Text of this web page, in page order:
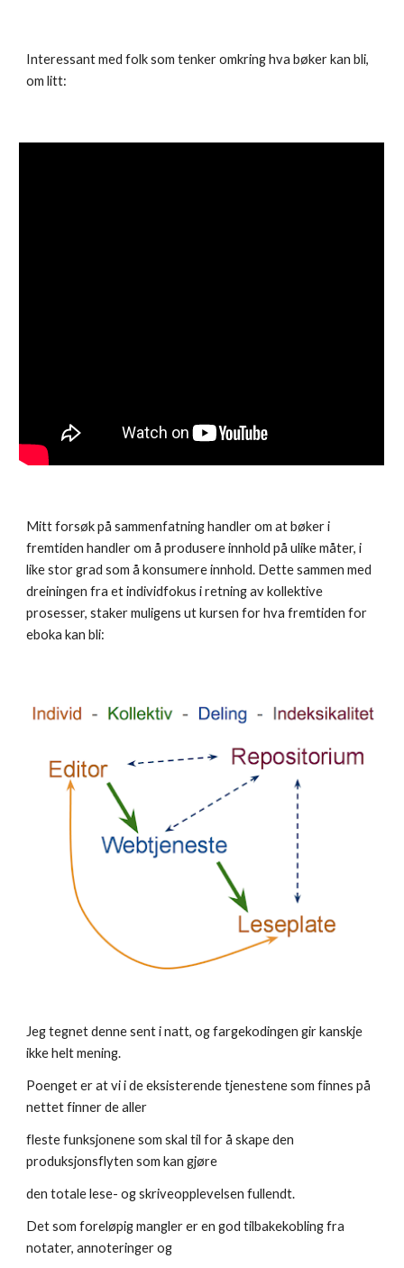
Interessant med folk som tenker omkring hva bøker kan bli,
om litt:
Mitt forsøk på sammenfatning handler om at bøker i
fremtiden handler om å produsere innhold på ulike måter, i
like stor grad som å konsumere innhold. Dette sammen med
dreiningen fra et individfokus i retning av kollektive
prosesser, staker muligens ut kursen for hva fremtiden for
eboka kan bli:
Jeg tegnet denne sent i natt, og fargekodingen gir kanskje
ikke helt mening.
Poenget er at vi i de eksisterende tjenestene som finnes på
nettet finner de aller
fleste funksjonene som skal til for å skape den
produksjonsflyten som kan gjøre
den totale lese- og skriveopplevelsen fullendt.
Det som foreløpig mangler er en god tilbakekobling fra
notater, annoteringer og